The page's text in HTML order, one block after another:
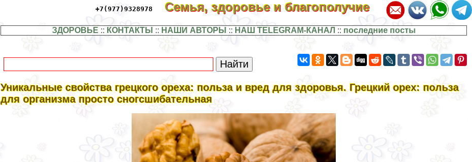
+7(977)9328978 Семья, здоровье и благополучие
ЗДОРОВЬЕ :: КОНТАКТЫ :: НАШИ АВТОРЫ :: НАШ TELEGRAM-КАНАЛ :: последние посты
Уникальные свойства грецкого ореха: польза и вред для здоровья. Грецкий орех: польза
для организма просто сногсшибательная